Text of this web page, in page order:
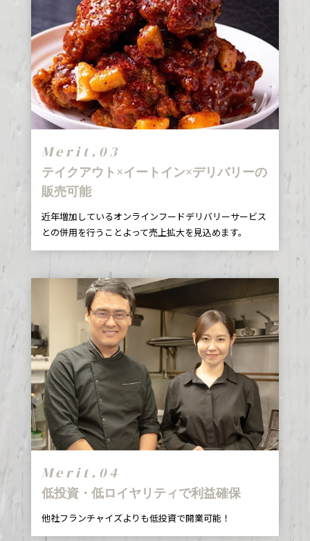
Merit.03
テイクアウト×イートイン×デリバリーの
販売可能
近年増加しているオンラインフードデリバリーサービス
との併用を行うことよって売上拡大を見込めます。
Merit.04
低投資・低ロイヤリティで利益確保
他社フランチャイズよりも低投資で開業可能！